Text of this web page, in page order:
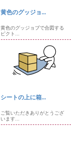
黄色のグッジョ...
黄色のグッジョブで合図する
ピクト...
シートの上に箱...
ご覧いただきありがとうござ
います...